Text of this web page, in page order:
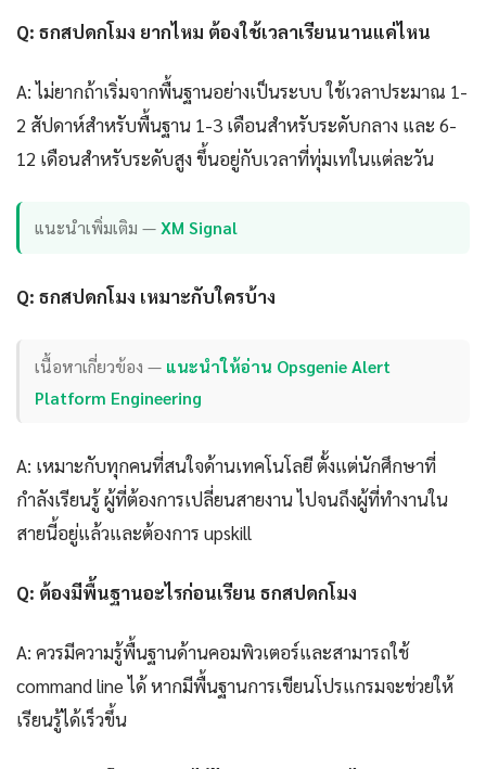
Q: ธกสปดกโมง ยากไหม ต้องใช้เวลาเรียนนานแค่ไหน
A: ไม่ยากถ้าเริ่มจากพื้นฐานอย่างเป็นระบบ ใช้เวลาประมาณ 1-
2 สัปดาห์สำหรับพื้นฐาน 1-3 เดือนสำหรับระดับกลาง และ 6-
12 เดือนสำหรับระดับสูง ขึ้นอยู่กับเวลาที่ทุ่มเทในแต่ละวัน
แนะนำเพิ่มเติม —XM Signal
Q: ธกสปดกโมง เหมาะกับใครบ้าง
เนื้อหาเกี่ยวข้อง — แนะนำให้อ่าน Opsgenie Alert
Platform Engineering
A: เหมาะกับทุกคนที่สนใจด้านเทคโนโลยี ตั้งแต่นักศึกษาที่
กำลังเรียนรู้ ผู้ที่ต้องการเปลี่ยนสายงาน ไปจนถึงผู้ที่ทำงานใน
สายนี้อยู่แล้วและต้องการ upskill
Q: ต้องมีพื้นฐานอะไรก่อนเรียน ธกสปดกโมง
A: ควรมีความรู้พื้นฐานด้านคอมพิวเตอร์และสามารถใช้
command line ได้ หากมีพื้นฐานการเขียนโปรแกรมจะช่วยให้
เรียนรู้ได้เร็วขึ้น